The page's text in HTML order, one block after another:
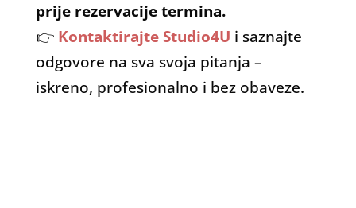
prije rezervacije termina.
👉 Kontaktirajte Studio4U i saznajte
odgovore na sva svoja pitanja –
iskreno, profesionalno i bez obaveze.